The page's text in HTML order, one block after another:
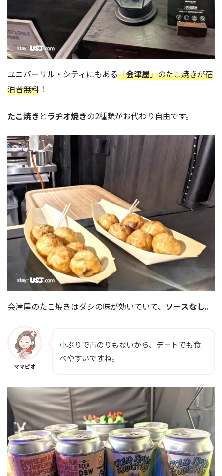
ユニバーサル・シティにもある「会津屋」のたこ焼きが宿
泊者無料 ！
たこ焼き と ラヂオ焼きの2種類がお代わり自由です。
会津屋のたこ焼きはダシの味が効いていて、 ソースなし。
ママピオ
小ぶりで青のりもないから、デートでも食
べやすいですね。